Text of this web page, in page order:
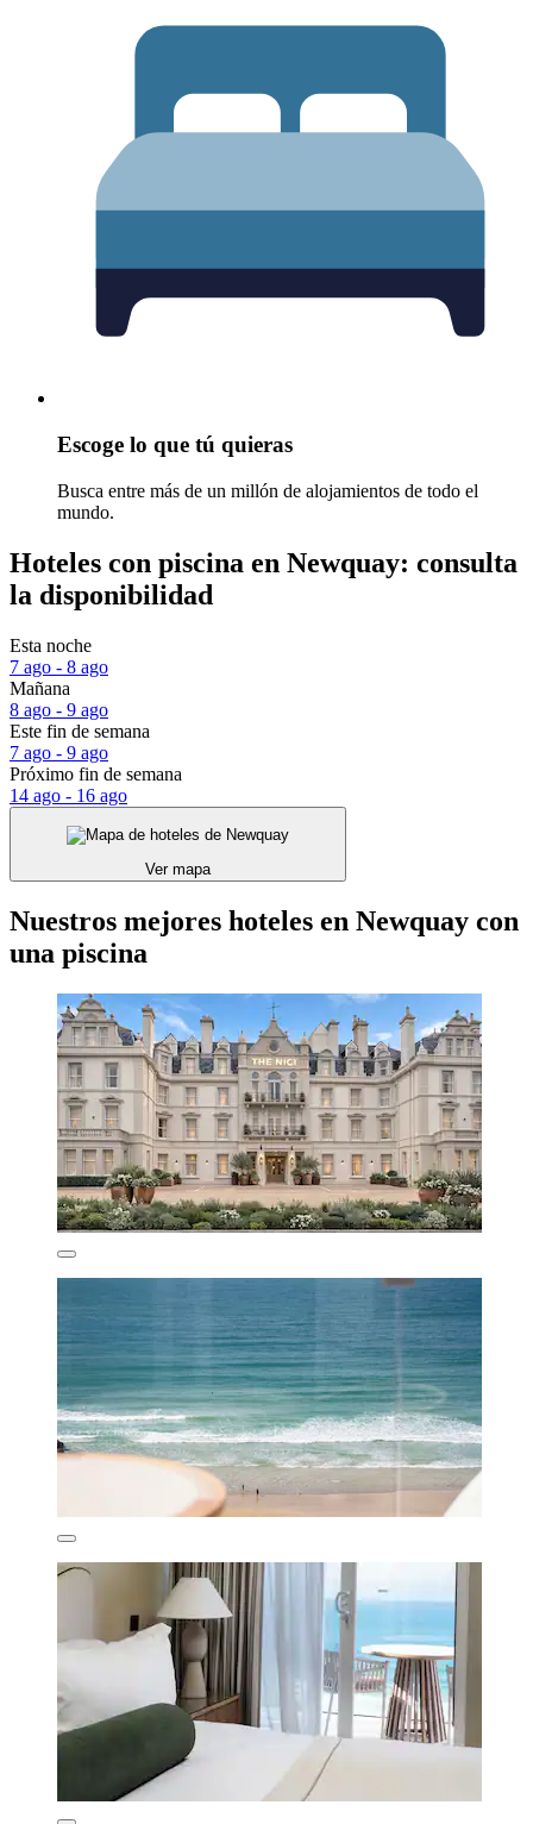
Escoge lo que tú quieras
Busca entre más de un millón de alojamientos de todo el
mundo.
Hoteles con piscina en Newquay: consulta
la disponibilidad
Esta noche
7 ago - 8 ago
Mañana
8 ago - 9 ago
Este fin de semana
7 ago - 9 ago
Próximo fin de semana
14 ago - 16 ago
Ver mapa
Nuestros mejores hoteles en Newquay con
una piscina